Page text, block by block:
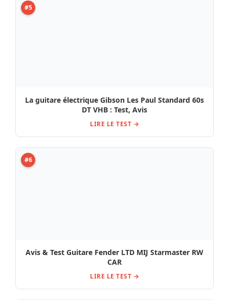
#5
La guitare électrique Gibson Les Paul Standard 60s
DT VHB : Test, Avis
LIRE LE TEST →
#6
Avis & Test Guitare Fender LTD MIJ Starmaster RW
CAR
LIRE LE TEST →